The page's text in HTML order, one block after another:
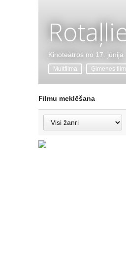
Kinoteātros no 17. jūnija
Multfilma Ģimenes
Filmu meklēšana